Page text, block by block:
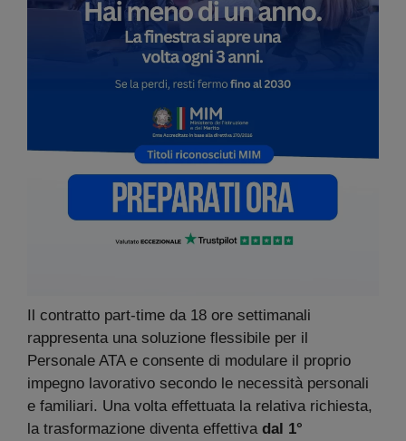
Il contratto part-time da 18 ore settimanali
rappresenta una soluzione flessibile per il
Personale ATA e consente di modulare il proprio
impegno lavorativo secondo le necessità personali
e familiari. Una volta effettuata la relativa richiesta,
la trasformazione diventa effettiva dal 1°